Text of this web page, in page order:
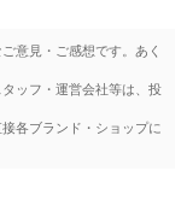
意見・ご感想です。あく
ッフ・運営会社等は、投
各ブランド・ショップに